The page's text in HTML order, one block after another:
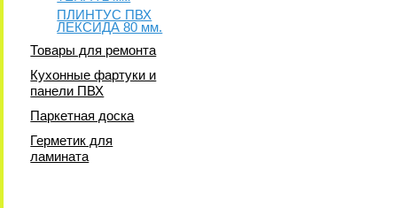
ПЛИНТУС ПВХ
ЛЕКСИДА 80 мм.
Товары для ремонта
Кухонные фартуки и
панели ПВХ
Паркетная доска
Герметик для
ламината